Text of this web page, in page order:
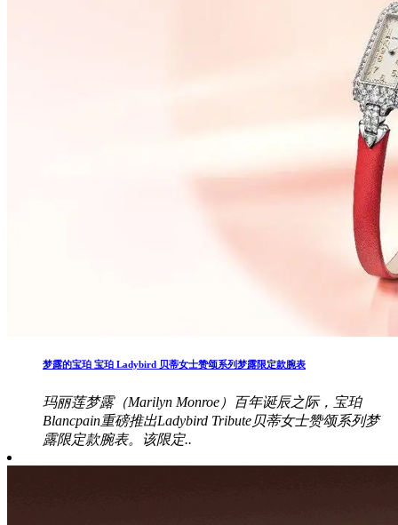
梦露的宝珀 宝珀 Ladybird 贝蒂女士赞颂系列梦露限定款腕表
玛丽莲梦露（Marilyn Monroe）百年诞辰之际，宝珀
Blancpain重磅推出Ladybird Tribute贝蒂女士赞颂系列梦
露限定款腕表。该限定..